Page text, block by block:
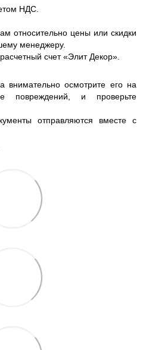
НДС.
относительно цены или скидки
менеджеру.
счет «Элит Декор».
внимательно осмотрите его на
повреждений, и проверьте
отправляются вместе с